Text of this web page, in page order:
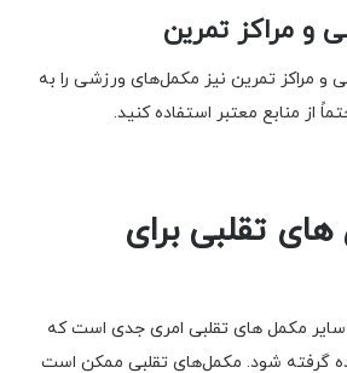
و مراکز تمرین
و مراکز تمرین نیز مکمل‌های ورزشی را به
از منابع معتبر استفاده کنید.
تقلبی برای
مکمل های تقلبی امری جدی است که
گرفته شود. مکمل‌های تقلبی ممکن است